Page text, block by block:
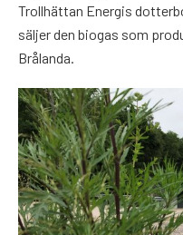
Trollhättan Energis
säljer den biogas som
Brålanda.